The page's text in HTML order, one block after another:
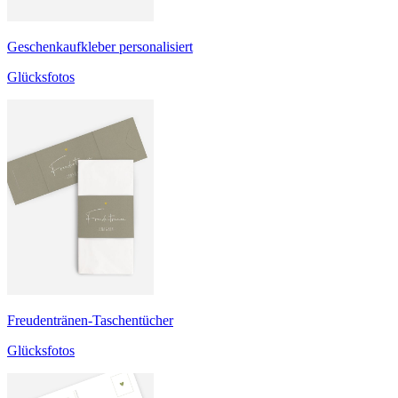
Geschenkaufkleber personalisiert
Glücksfotos
Freudentränen-Taschentücher
Glücksfotos